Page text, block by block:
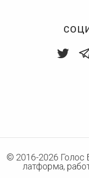
© 2016-2026 Голос
латформа,